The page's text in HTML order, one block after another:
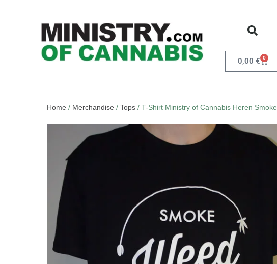
0,00 € 0
Home / Merchandise / Tops / T-Shirt Ministry of Cannabis Heren Smoke